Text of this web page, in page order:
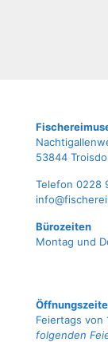
53844
Tele­fon 0228
Büro­zei­ten
Mon­tag und
Feiertags von
folgenden